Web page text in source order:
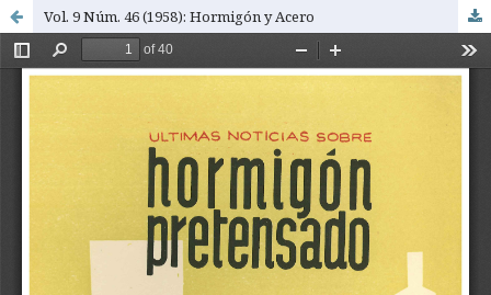
Vol. 9 Núm. 46 (1958): Hormigón y Acero